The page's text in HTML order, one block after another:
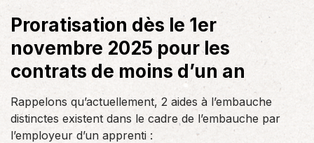
Proratisation dès le 1er
novembre 2025 pour les
contrats de moins d’un an
Rappelons qu’actuellement, 2 aides à l’embauche
distinctes existent dans le cadre de l’embauche par
l’employeur d’un apprenti :